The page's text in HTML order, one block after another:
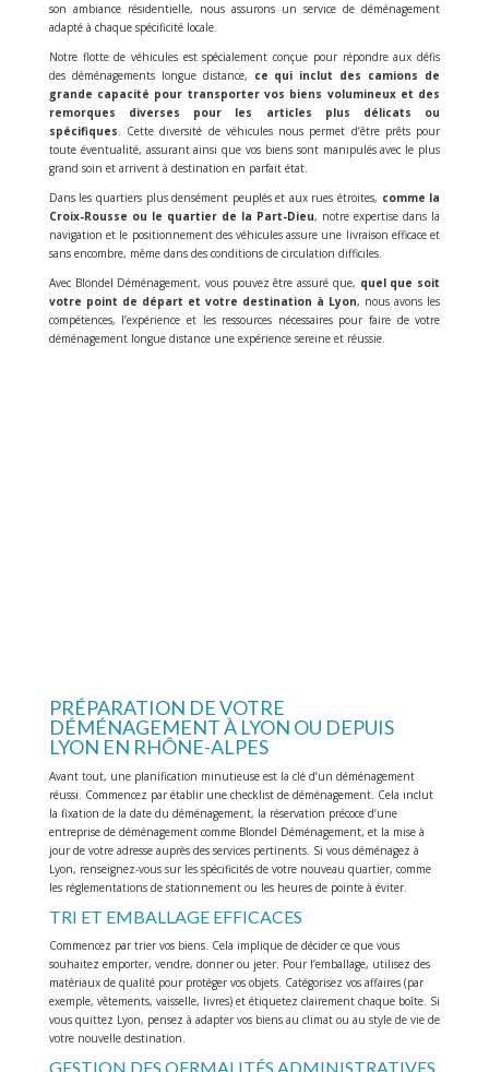
son ambiance résidentielle, nous assurons un service de déménagement
adapté à chaque spécificité locale.
Notre flotte de véhicules est spécialement conçue pour répondre aux défis
des déménagements longue distance, ce qui inclut des camions de
grande capacité pour transporter vos biens volumineux et des
remorques diverses pour les articles plus délicats ou
spécifiques. Cette diversité de véhicules nous permet d’être prêts pour
toute éventualité, assurant ainsi que vos biens sont manipulés avec le plus
grand soin et arrivent à destination en parfait état.
Dans les quartiers plus densément peuplés et aux rues étroites, comme la
Croix-Rousse ou le quartier de la Part-Dieu, notre expertise dans la
navigation et le positionnement des véhicules assure une livraison efficace et
sans encombre, même dans des conditions de circulation difficiles.
Avec Blondel Déménagement, vous pouvez être assuré que, quel que soit
votre point de départ et votre destination à Lyon, nous avons les
compétences, l’expérience et les ressources nécessaires pour faire de votre
déménagement longue distance une expérience sereine et réussie.
PRÉPARATION DE VOTRE
DÉMÉNAGEMENT À LYON OU DEPUIS
LYON EN RHÔNE-ALPES
Avant tout, une planification minutieuse est la clé d’un déménagement
réussi. Commencez par établir une checklist de déménagement. Cela inclut
la fixation de la date du déménagement, la réservation précoce d’une
entreprise de déménagement comme Blondel Déménagement, et la mise à
jour de votre adresse auprès des services pertinents. Si vous déménagez à
Lyon, renseignez-vous sur les spécificités de votre nouveau quartier, comme
les réglementations de stationnement ou les heures de pointe à éviter.
TRI ET EMBALLAGE EFFICACES
Commencez par trier vos biens. Cela implique de décider ce que vous
souhaitez emporter, vendre, donner ou jeter. Pour l’emballage, utilisez des
matériaux de qualité pour protéger vos objets. Catégorisez vos affaires (par
exemple, vêtements, vaisselle, livres) et étiquetez clairement chaque boîte. Si
vous quittez Lyon, pensez à adapter vos biens au climat ou au style de vie de
votre nouvelle destination.
GESTION DES OFRMALITÉS ADMINISTRATIVES